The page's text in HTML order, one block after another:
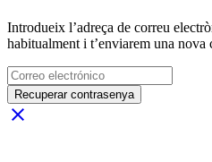
Introdueix l’adreça de correu
habitualment i t’enviarem una nova
Recuperar contrasenya
close